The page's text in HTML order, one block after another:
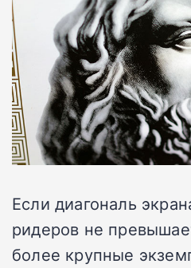
Если диагональ
ридеров не
более крупные